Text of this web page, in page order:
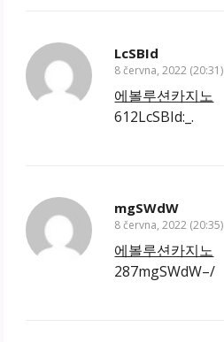
LcSBId
8 června, 2022 (20:31)
에볼루션카지노
612LcSBId:_.
mgSWdW
8 června, 2022 (20:35)
에볼루션카지노
287mgSWdW–/